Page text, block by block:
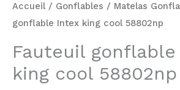
Accueil / Gonflables / Matelas
gonflable Intex king cool 58802np
Fauteuil
king cool 58802np